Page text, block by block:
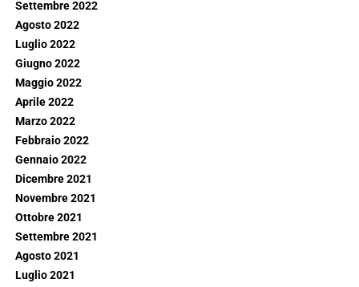
Settembre 2022
Agosto 2022
Luglio 2022
Giugno 2022
Maggio 2022
Aprile 2022
Marzo 2022
Febbraio 2022
Gennaio 2022
Dicembre 2021
Novembre 2021
Ottobre 2021
Settembre 2021
Agosto 2021
Luglio 2021